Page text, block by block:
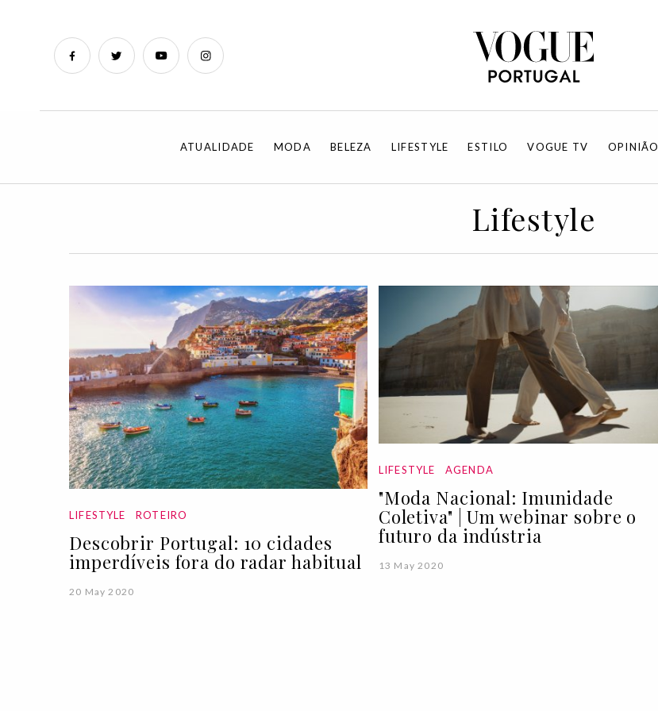
ATUALIDADE MODA BELEZA LIFESTYLE ESTILO VOGUE TV OPINIÃO
Lifestyle
LIFESTYLE ROTEIRO
Descobrir Portugal: 10 cidades
imperdíveis fora do radar habitual
20 May 2020
LIFESTYLE AGENDA
"Moda Nacional: Imunidade
Coletiva" | Um webinar sobre o
futuro da indústria
13 May 2020